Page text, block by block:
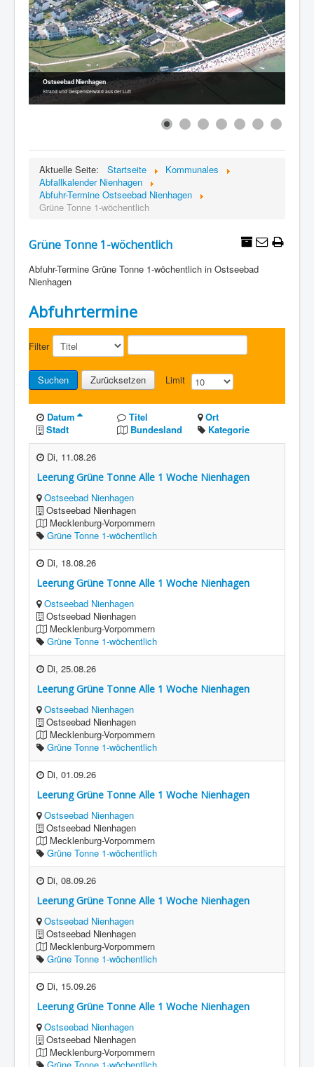
Ostseebad Nienhagen
Strand und Gespensterwald aus der Luft
Aktuelle Seite: Startseite
Kommunales
Abfallkalender Nienhagen
Abfuhr-Termine Ostseebad Nienhagen
Grüne Tonne 1-wöchentlich
Grüne Tonne 1-wöchentlich
Abfuhr-Termine Grüne Tonne 1-wöchentlich in Ostseebad
Nienhagen
Abfuhrtermine
Filter
Suchen Zurücksetzen Limit
Datum Titel
Ort
Stadt
Bundesland Kategorie
Di, 11.08.26
Leerung Grüne Tonne Alle 1 Woche Nienhagen
Ostseebad Nienhagen
Ostseebad Nienhagen
Mecklenburg-Vorpommern
Grüne Tonne 1-wöchentlich
Di, 18.08.26
Leerung Grüne Tonne Alle 1 Woche Nienhagen
Ostseebad Nienhagen
Ostseebad Nienhagen
Mecklenburg-Vorpommern
Grüne Tonne 1-wöchentlich
Di, 25.08.26
Leerung Grüne Tonne Alle 1 Woche Nienhagen
Ostseebad Nienhagen
Ostseebad Nienhagen
Mecklenburg-Vorpommern
Grüne Tonne 1-wöchentlich
Di, 01.09.26
Leerung Grüne Tonne Alle 1 Woche Nienhagen
Ostseebad Nienhagen
Ostseebad Nienhagen
Mecklenburg-Vorpommern
Grüne Tonne 1-wöchentlich
Di, 08.09.26
Leerung Grüne Tonne Alle 1 Woche Nienhagen
Ostseebad Nienhagen
Ostseebad Nienhagen
Mecklenburg-Vorpommern
Grüne Tonne 1-wöchentlich
Di, 15.09.26
Leerung Grüne Tonne Alle 1 Woche Nienhagen
Ostseebad Nienhagen
Ostseebad Nienhagen
Mecklenburg-Vorpommern